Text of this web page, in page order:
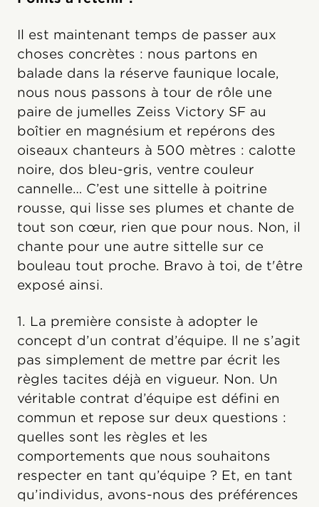
Il est maintenant temps de passer aux
choses concrètes : nous partons en
balade dans la réserve faunique locale,
nous nous passons à tour de rôle une
paire de jumelles Zeiss Victory SF au
boîtier en magnésium et repérons des
oiseaux chanteurs à 500 mètres : calotte
noire, dos bleu-gris, ventre couleur
cannelle… C’est une sittelle à poitrine
rousse, qui lisse ses plumes et chante de
tout son cœur, rien que pour nous. Non, il
chante pour une autre sittelle sur ce
bouleau tout proche. Bravo à toi, de t'être
exposé ainsi.
1. La première consiste à adopter le
concept d’un contrat d’équipe. Il ne s’agit
pas simplement de mettre par écrit les
règles tacites déjà en vigueur. Non. Un
véritable contrat d’équipe est défini en
commun et repose sur deux questions :
quelles sont les règles et les
comportements que nous souhaitons
respecter en tant qu’équipe ? Et, en tant
qu’individus, avons-nous des préférences